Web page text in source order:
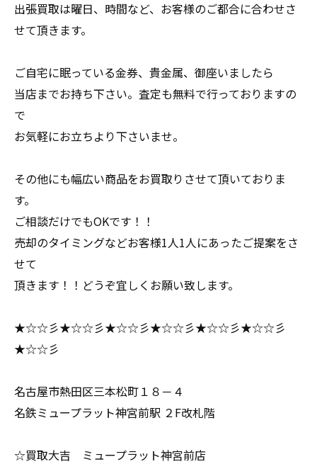
出張買取は曜日、時間など、お客様のご都合に合わせさ
せて頂きます。
ご自宅に眠っている金券、貴金属、御座いましたら
当店までお持ち下さい。査定も無料で行っておりますの
で
お気軽にお立ちより下さいませ。
その他にも幅広い商品をお買取りさせて頂いておりま
す。
ご相談だけでもOKです！！
売却のタイミングなどお客様1人1人にあったご提案をさ
せて
頂きます！！どうぞ宜しくお願い致します。
★☆☆彡★☆☆彡★☆☆彡★☆☆彡★☆☆彡★☆☆彡
★☆☆彡
名古屋市熱田区三本松町１８－４
名鉄ミュープラット神宮前駅 ２F改札階
☆買取大吉 ミュープラット神宮前店